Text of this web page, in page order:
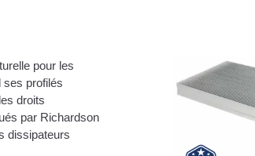
pour les
profilés
droits
par Richardson
dissipateurs